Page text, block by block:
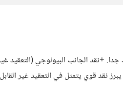
نقد قوي يتمثل في التعقيد غير